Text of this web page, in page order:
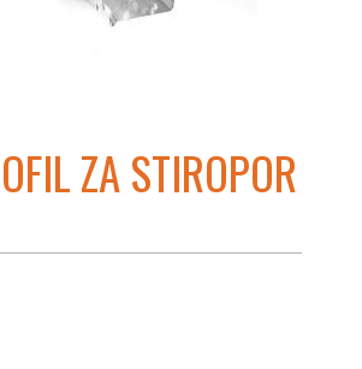
ZA STIROPOR